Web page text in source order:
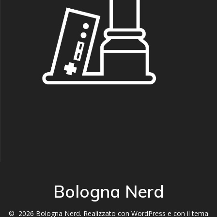
Bologna Nerd
© 2026 Bologna Nerd. Realizzato con WordPress e con il tema